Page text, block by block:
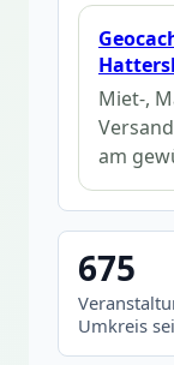
Miet-,
am
675
Umkreis